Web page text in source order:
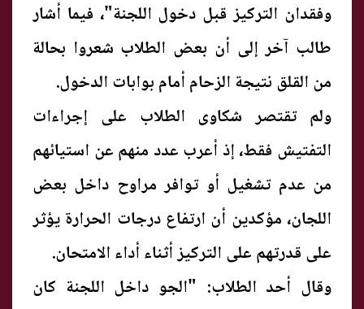
وفقدان التركيز قبل دخول اللجنة"، فيما أشار
طالب آخر إلى أن بعض الطلاب شعروا بحالة
من القلق نتيجة الزحام أمام بوابات الدخول.
ولم تقتصر شكاوى الطلاب على إجراءات
التفتيش فقط، إذ أعرب عدد منهم عن استيائهم
من عدم تشغيل أو توافر مراوح داخل بعض
اللجان، مؤكدين أن ارتفاع درجات الحرارة يؤثر
على قدرتهم على التركيز أثناء أداء الامتحان.
وقال أحد الطلاب: "الجو داخل اللجنة كان